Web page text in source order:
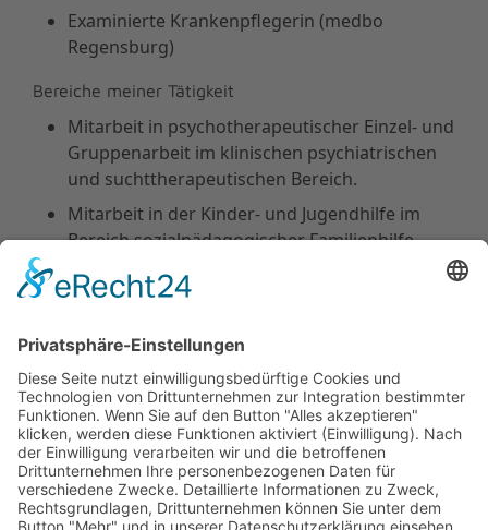
Examinierte Krankenpflegerin (medbo
Regensburg)
Bereiche meiner Tätigkeit
Mitarbeit in psychotherapeutischer Einzel- und
Gruppenarbeit im klinischen psychiatrischen
und suchttherapeutischen Bereich.
Mitarbeit in der Kinder- und Jugendhilfe im
Bereich sozialpädagogischer Familienhilfe,
Gruppenarbeit.
Projekte wie Betreutes Wohnen in Familien
und Tageszentrum für seelische Gesundheit.
Systemische, lösungsorientierte Beratung und
Therapie für Einzelne, Paare und Familien in
eigener Praxis.
Dozententätigkeit zu Themen wie Co-